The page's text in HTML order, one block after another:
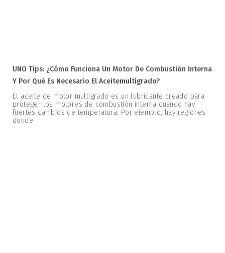
UNO Tips: ¿Cómo Funciona Un Motor De Combustión Interna
Y Por Qué Es Necesario El Aceitemultigrado?
El aceite de motor multigrado es un lubricante creado para
proteger los motores de combustión interna cuando hay
fuertes cambios de temperatura. Por ejemplo, hay regiones
donde